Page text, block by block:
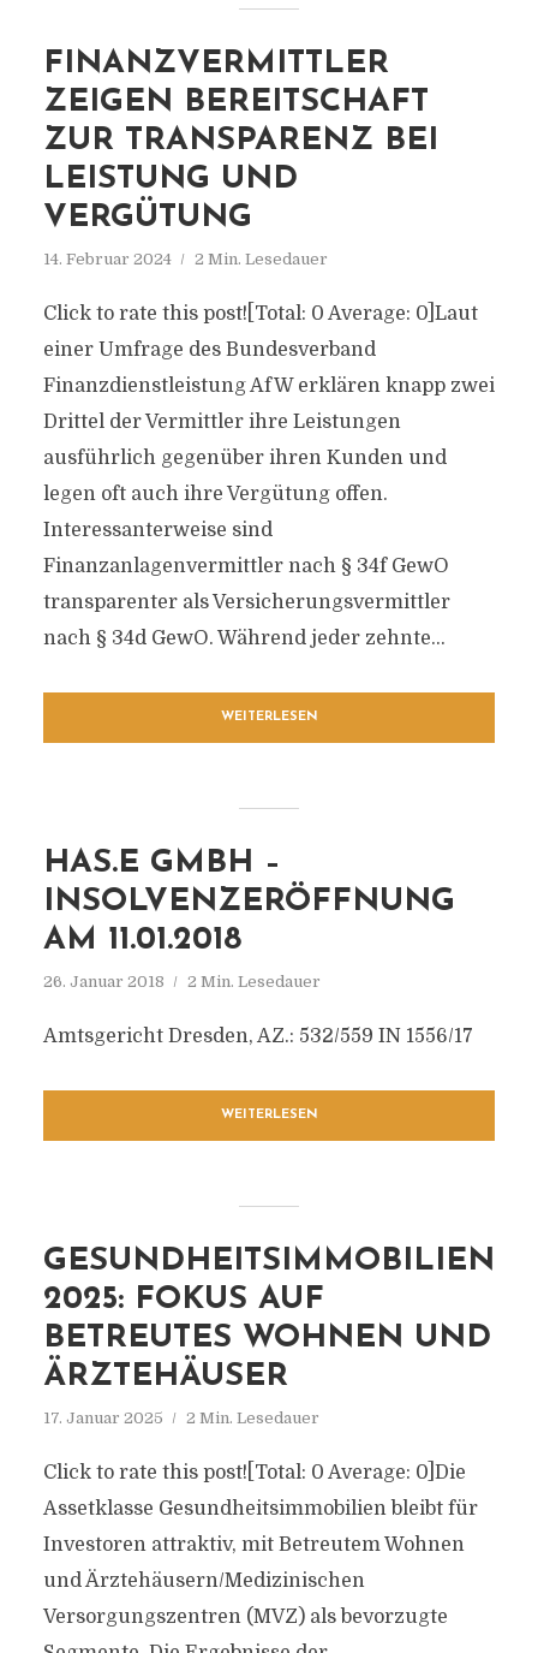
FINANZVERMITTLER
ZEIGEN BEREITSCHAFT
ZUR TRANSPARENZ BEI
LEISTUNG UND
VERGÜTUNG
14. Februar 2024 2 Min. Lesedauer
Click to rate this post![Total: 0 Average: 0]Laut
einer Umfrage des Bundesverband
Finanzdienstleistung AfW erklären knapp zwei
Drittel der Vermittler ihre Leistungen
ausführlich gegenüber ihren Kunden und
legen oft auch ihre Vergütung offen.
Interessanterweise sind
Finanzanlagenvermittler nach § 34f GewO
transparenter als Versicherungsvermittler
nach § 34d GewO. Während jeder zehnte...
WEITERLESEN
HAS.E GMBH –
INSOLVENZERÖFFNUNG
AM 11.01.2018
26. Januar 2018 2 Min. Lesedauer
Amtsgericht Dresden, AZ.: 532/559 IN 1556/17
WEITERLESEN
GESUNDHEITSIMMOBILIEN
2025: FOKUS AUF
BETREUTES WOHNEN UND
ÄRZTEHÄUSER
17. Januar 2025 2 Min. Lesedauer
Click to rate this post![Total: 0 Average: 0]Die
Assetklasse Gesundheitsimmobilien bleibt für
Investoren attraktiv, mit Betreutem Wohnen
und Ärztehäusern/Medizinischen
Versorgungszentren (MVZ) als bevorzugte